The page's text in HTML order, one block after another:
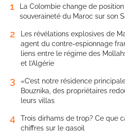
1
La Colombie change de
souveraineté du Maroc sur son
2
Les révélations explosives de
agent du contre-espionnage
liens entre le régime des
et l’Algérie
3
«C’est notre résidence
Bouznika, des propriétaires
leurs villas
4
Trois dirhams de trop? Ce que
chiffres sur le gasoil